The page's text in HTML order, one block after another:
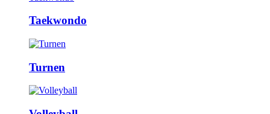
Taekwondo
Turnen